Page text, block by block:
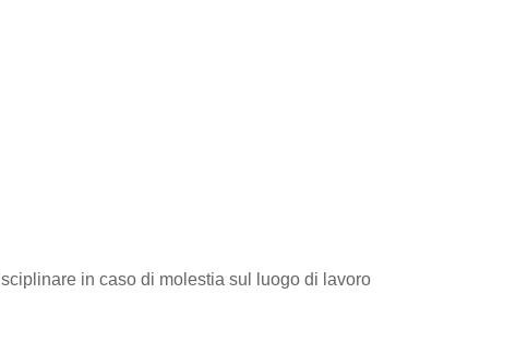
in caso di molestia sul luogo di lavoro